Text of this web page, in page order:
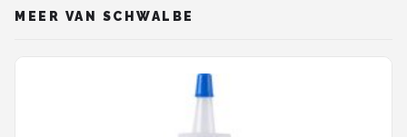
MEER VAN SCHWALBE